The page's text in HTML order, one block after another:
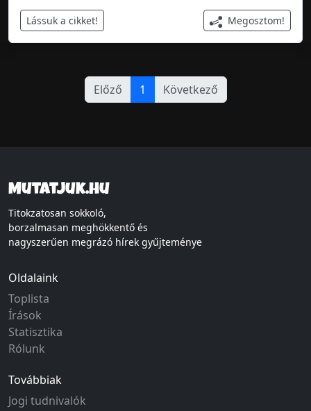
Lássuk a cikket! Megosztom!
Előző 1 Következő
Mutatjuk.hu
Titokzatosan sokkoló,
borzalmasan meghökkentő és
nagyszerűen megrázó hírek gyűjteménye
Oldalaink
Toplista
Írások
Statisztika
Rólunk
Továbbiak
Jogi tudnivalók